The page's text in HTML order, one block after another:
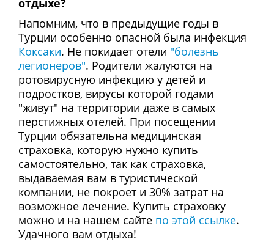
Напомним, что в предыдущие годы в
Турции особенно опасной была инфекция
Коксаки. Не покидает отели "болезнь
легионеров". Родители жалуются на
ротовирусную инфекцию у детей и
подростков, вирусы которой годами
"живут" на территории даже в самых
перстижных отелей. При посещении
Турции обязательна медицинская
страховка, которую нужно купить
самостоятельно, так как страховка,
выдаваемая вам в туристической
компании, не покроет и 30% затрат на
возможное лечение. Купить страховку
можно и на нашем сайте по этой ссылке.
Удачного вам отдыха!